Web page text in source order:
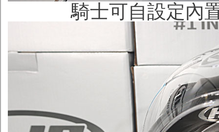
騎士可自設定內